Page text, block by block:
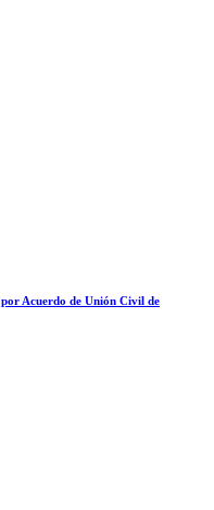
Acuerdo de Unión Civil de